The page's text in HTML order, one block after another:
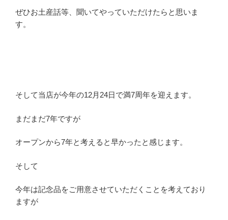
ぜひお土産話等、聞いてやっていただけたらと思いま
す。
そして当店が今年の12月24日で満7周年を迎えます。
まだまだ7年ですが
オープンから7年と考えると早かったと感じます。
そして
今年は記念品をご用意させていただくことを考えており
ますが